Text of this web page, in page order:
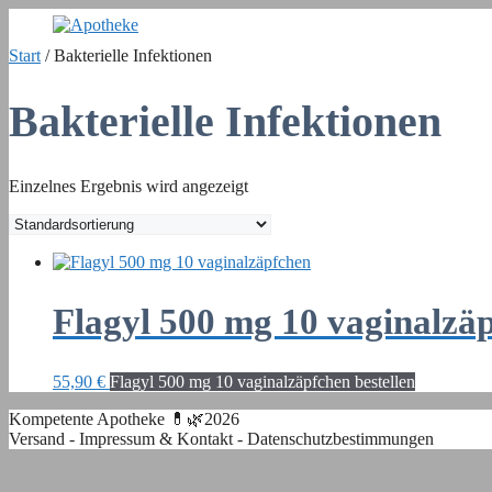
springen
Start / Bakterielle Infektionen
Bakterielle Infektionen
Einzelnes Ergebnis wird angezeigt
Flagyl 500 mg 10
55,90 € Flagyl 500 mg 10 vaginalzäpfchen bestellen
Kompetente Apotheke 💊🌿2026
Versand - Impressum & Kontakt - Datenschutzbestimmungen